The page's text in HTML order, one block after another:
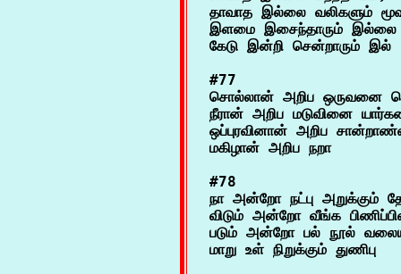
தாவாத இல்லை வலிகளும்
இளமை இசைந்தாரும் இல்லை
#77
சொல்லான் அறிப ஒருவனை
நீரான் அறிப மடுவினை
ஒப்புரவினான் அறிப
#78
நா அன்றோ நட்பு அறுக்கும்
விடும் அன்றோ வீங்க
படும் அன்றோ பல் நூல்